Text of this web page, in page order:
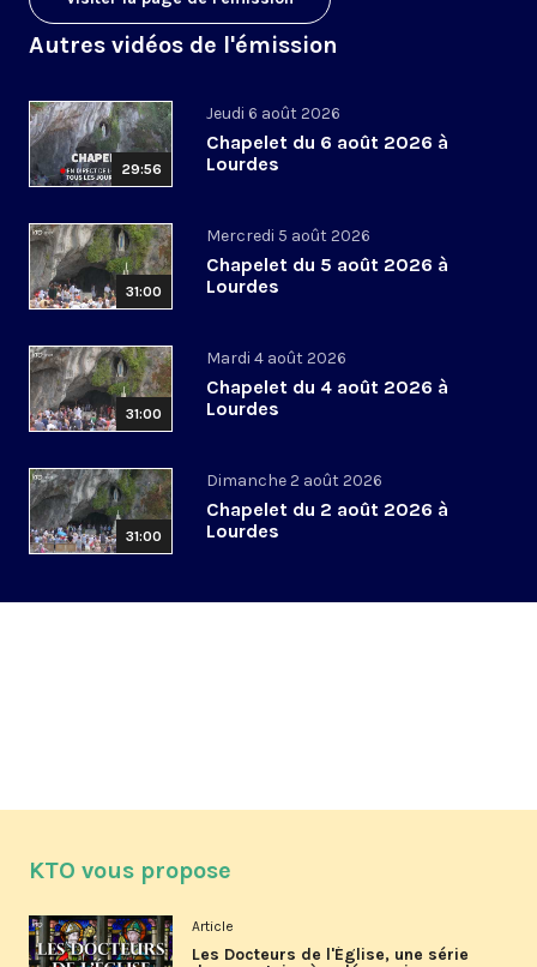
Autres vidéos de l'émission
29:56
Jeudi 6 août 2026
Chapelet du 6 août 2026 à
Lourdes
31:00
Mercredi 5 août 2026
Chapelet du 5 août 2026 à
Lourdes
31:00
Mardi 4 août 2026
Chapelet du 4 août 2026 à
Lourdes
31:00
Dimanche 2 août 2026
Chapelet du 2 août 2026 à
Lourdes
KTO vous propose
Article
Les Docteurs de l'Église, une série